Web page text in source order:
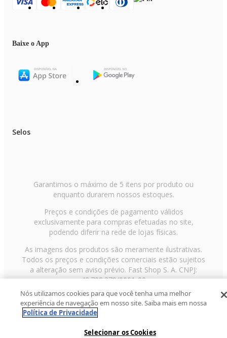
Baixe o App
Selos
Garantimos o máximo de 5 itens por produto ou
enquanto durarem nossos estoques.
Preços e condições de pagamento válidos
exclusivamente para compras efetuadas no site,
podendo diferir na rede de lojas físicas.
As imagens dos produtos são meramente ilustrativas.
Todos os preços e condições comerciais estão sujeitos
a alteração sem aviso prévio. Fast Shop S. A. CNPJ:
43.708.379/0001-00
Avenida Zaki Narchi, nº 1650, sobreloja, Carandiru, São
Paulo/SP, CEP 02029-001, Telefone: 11 3003-3728 ©
2013 Fast Shop - Todos os direitos reservados
Nós utilizamos cookies para que você tenha uma melhor
experiência de navegação em nosso site. Saiba mais em nossa
Política de Privacidade
Selecionar os Cookies